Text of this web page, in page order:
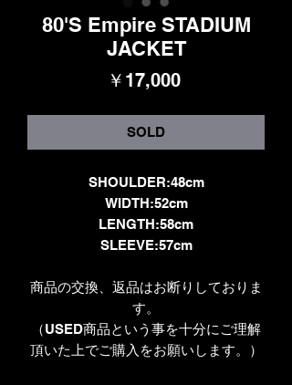
80'S Empire STADIUM
JACKET
￥17,000価
SOLD
SHOULDER:48cm
WIDTH:52cm
LENGTH:58cm
SLEEVE:57cm
商品の交換、返品はお断りしておりま
す。
（USED商品という事を十分にご理解
頂いた上でご購入をお願いします。）